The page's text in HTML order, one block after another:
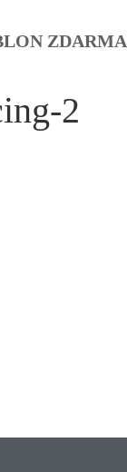
ZDARMA
2